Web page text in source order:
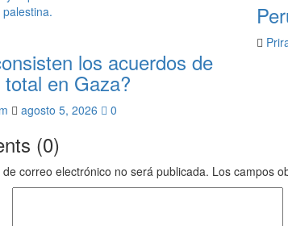
los acuerdos de
en Gaza?
agosto 5, 2026 0
(0)
correo electrónico no será publicada. Los campos